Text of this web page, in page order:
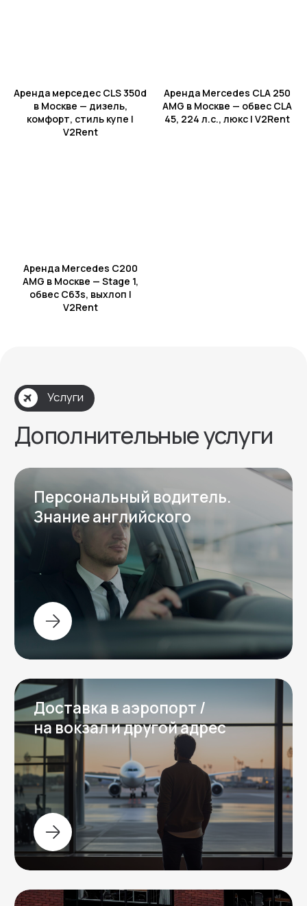
Аренда мерседес CLS 350d
в Москве — дизель,
комфорт, стиль купе |
V2Rent
Аренда Mercedes CLA 250
AMG в Москве — обвес CLA
45, 224 л.с., люкс | V2Rent
Аренда Mercedes C200
AMG в Москве — Stage 1,
обвес C63s, выхлоп |
V2Rent
Подача/возврат в другие
Оставьте заявку на подбор
автомобиля — мы свяжемся с вами в
ближайшее время.
Подбор авто
Перезвоним за 15 минут
Фотогалерея от клиентов